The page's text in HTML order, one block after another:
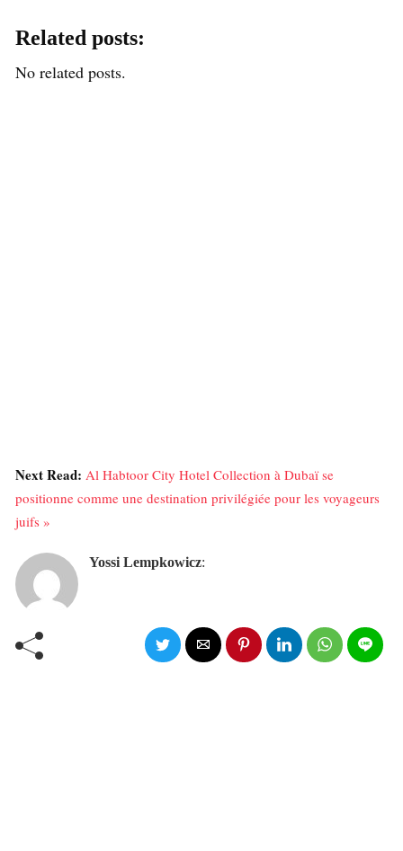
Related posts:
No related posts.
Next Read: Al Habtoor City Hotel Collection à Dubaï se
positionne comme une destination privilégiée pour les voyageurs
juifs »
Yossi Lempkowicz: